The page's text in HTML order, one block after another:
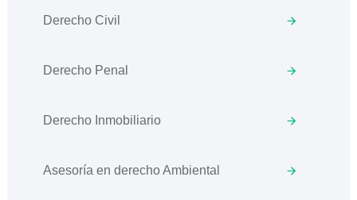
Derecho Civil
Derecho Penal
Derecho Inmobiliario
Asesoría en derecho Ambiental